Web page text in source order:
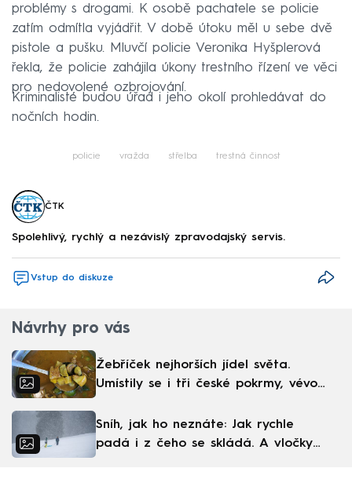
problémy s drogami. K osobě pachatele se policie
zatím odmítla vyjádřit. V době útoku měl u sebe dvě
pistole a pušku. Mluvčí policie Veronika Hyšplerová
řekla, že policie zahájila úkony trestního řízení ve věci
pro nedovolené ozbrojování.
Kriminalisté budou úřad i jeho okolí prohledávat do
nočních hodin.
policie vražda střelba trestná činnost
ČTK
Spolehlivý, rychlý a nezávislý zpravodajský servis.
Vstup do diskuze
Návrhy pro vás
Žebříček nejhorších jídel světa.
Umístily se i tři české pokrmy, vévodí
Sníh, jak ho neznáte: Jak rychle
padá i z čeho se skládá. A vločky